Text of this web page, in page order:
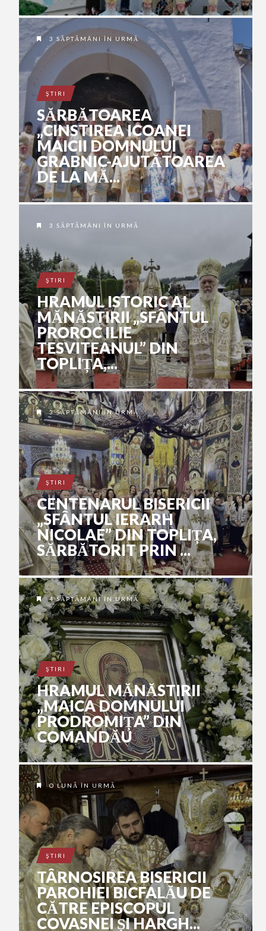
3 SĂPTĂMÂNI ÎN URMĂ
ŞTIRI
SĂRBĂTOAREA
„CINSTIREA ICOANEI
MAICII DOMNULUI
GRABNIC-AJUTĂTOAREA
DE LA MĂ...
3 SĂPTĂMÂNI ÎN URMĂ
ŞTIRI
HRAMUL ISTORIC AL
MĂNĂSTIRII „SFÂNTUL
PROROC ILIE
TESVITEANUL” DIN
TOPLIȚA,...
3 SĂPTĂMÂNI ÎN URMĂ
ŞTIRI
CENTENARUL BISERICII
„SFÂNTUL IERARH
NICOLAE” DIN TOPLIȚA,
SĂRBĂTORIT PRIN ...
4 SĂPTĂMÂNI ÎN URMĂ
ŞTIRI
HRAMUL MĂNĂSTIRII
„MAICA DOMNULUI
PRODROMIȚA” DIN
COMANDĂU
O LUNĂ ÎN URMĂ
ŞTIRI
TÂRNOSIREA BISERICII
PAROHIEI BICFALĂU DE
CĂTRE EPISCOPUL
COVASNEI ȘI HARGH...